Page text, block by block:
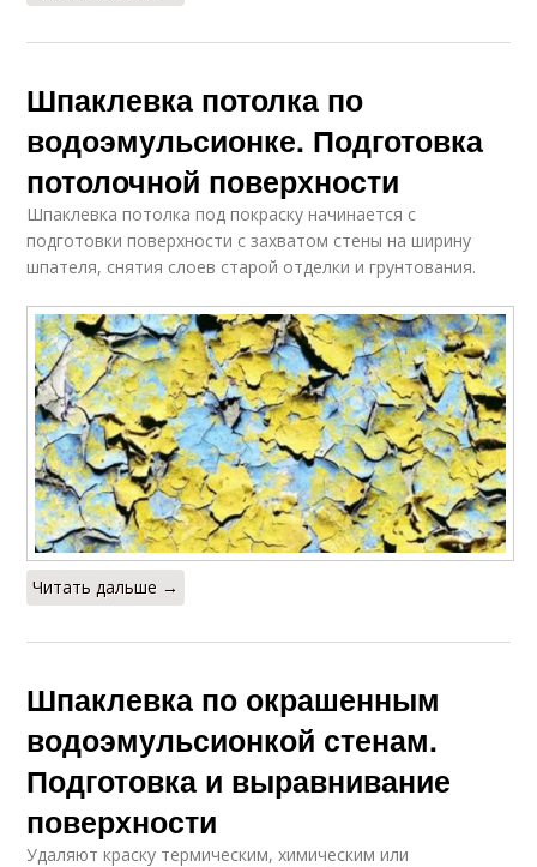
Шпаклевка потолка по
водоэмульсионке. Подготовка
потолочной поверхности
Шпаклевка потолка под покраску начинается с
подготовки поверхности с захватом стены на ширину
шпателя, снятия слоев старой отделки и грунтования.
Читать дальше →
Шпаклевка по окрашенным
водоэмульсионкой стенам.
Подготовка и выравнивание
поверхности
Удаляют краску термическим, химическим или